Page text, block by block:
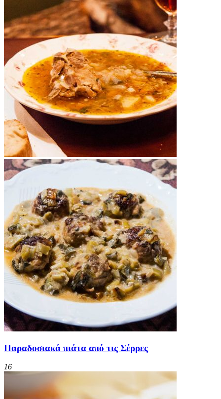
Παραδοσιακά πιάτα από τις Σέρρες
16